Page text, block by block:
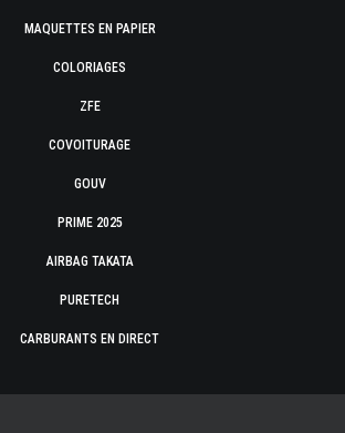
MAQUETTES EN PAPIER
COLORIAGES
ZFE
COVOITURAGE
GOUV
PRIME 2025
AIRBAG TAKATA
PURETECH
CARBURANTS EN DIRECT